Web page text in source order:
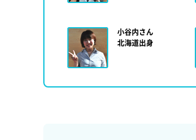
小谷内さん
北海道出身